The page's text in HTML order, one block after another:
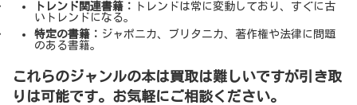
トレンド関連書籍：
トレンドは常に変動しており、すぐに古
いトレンドになる。
特定の書籍： ジャポニカ、ブリタニカ、著作権や法律に問題
のある書籍。
これらのジャンルの本は買取は難しいですが引き取
りは可能です。お気軽にご相談ください。